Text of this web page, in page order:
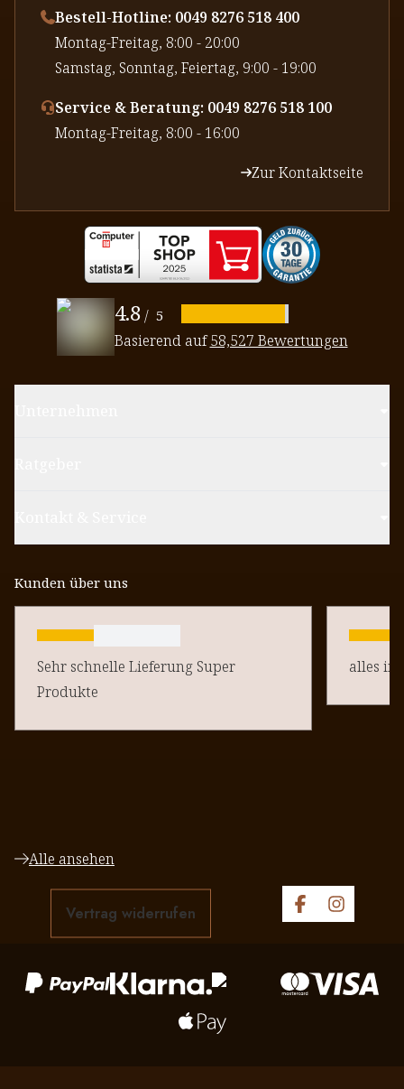
Bestell-Hotline: 0049 8276 518 400
⁠Montag-Freitag, 8:00 - 20:00
⁠Samstag, Sonntag, Feiertag, 9:00 - 19:00
Service & Beratung: 0049 8276 518 100
⁠Montag-Freitag, 8:00 - 16:00
Zur Kontaktseite
4.8 / 5
Basierend auf58,527 Bewertungen
Kunden über uns
Sehr schnelle Lieferung Super
Produkte
alles in
Alle ansehen
Vertrag widerrufen